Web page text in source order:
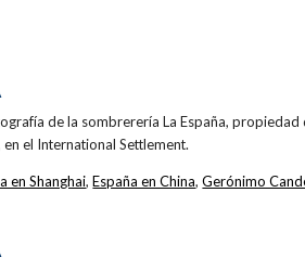
de la sombrerería La España,
en el International Settlement.
en Shanghai,España en China,Gerónimo